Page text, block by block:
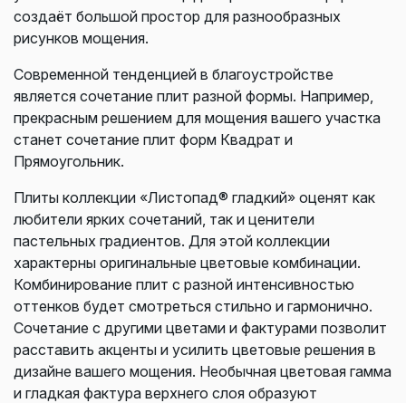
создаёт большой простор для разнообразных
рисунков мощения.
Современной тенденцией в благоустройстве
является сочетание плит разной формы. Например,
прекрасным решением для мощения вашего участка
станет сочетание плит форм Квадрат и
Прямоугольник.
Плиты коллекции «Листопад® гладкий» оценят как
любители ярких сочетаний, так и ценители
пастельных градиентов. Для этой коллекции
характерны оригинальные цветовые комбинации.
Комбинирование плит с разной интенсивностью
оттенков будет смотреться стильно и гармонично.
Сочетание с другими цветами и фактурами позволит
расставить акценты и усилить цветовые решения в
дизайне вашего мощения. Необычная цветовая гамма
и гладкая фактура верхнего слоя образуют